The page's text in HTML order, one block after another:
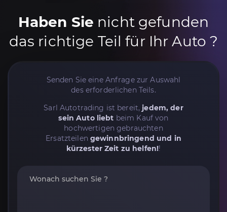
Haben Sie nicht gefunden
das richtige Teil für Ihr Auto ?
Senden Sie eine Anfrage zur Auswahl
des erforderlichen Teils.
Sarl Autotrading ist bereit, jedem, der
sein Auto liebt beim Kauf von
hochwertigen gebrauchten
Ersatzteilen gewinnbringend und in
kürzester Zeit zu helfen!!